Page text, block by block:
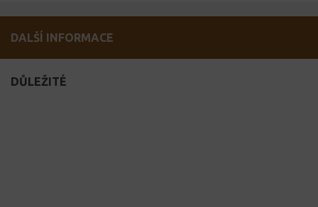
DALŠÍ INFORMACE
DŮLEŽITÉ